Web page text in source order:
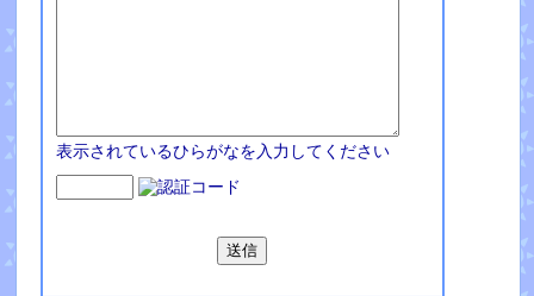
表示されているひらがなを入力してください